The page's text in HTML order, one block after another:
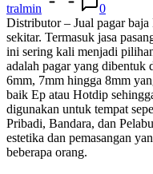
tralmin
0
Distributor – Jual pagar
sekitar. Termasuk jasa
ini sering kali menjadi
adalah pagar yang dibentuk
6mm, 7mm hingga 8mm
baik Ep atau Hotdip
digunakan untuk tempat
Pribadi, Bandara, dan
estetika dan pemasangan
beberapa orang.